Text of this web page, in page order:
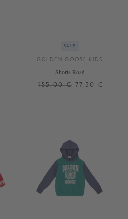
SALE
GOLDEN GOOSE KIDS
Shorts Rosé
155,00 € 77,50 €